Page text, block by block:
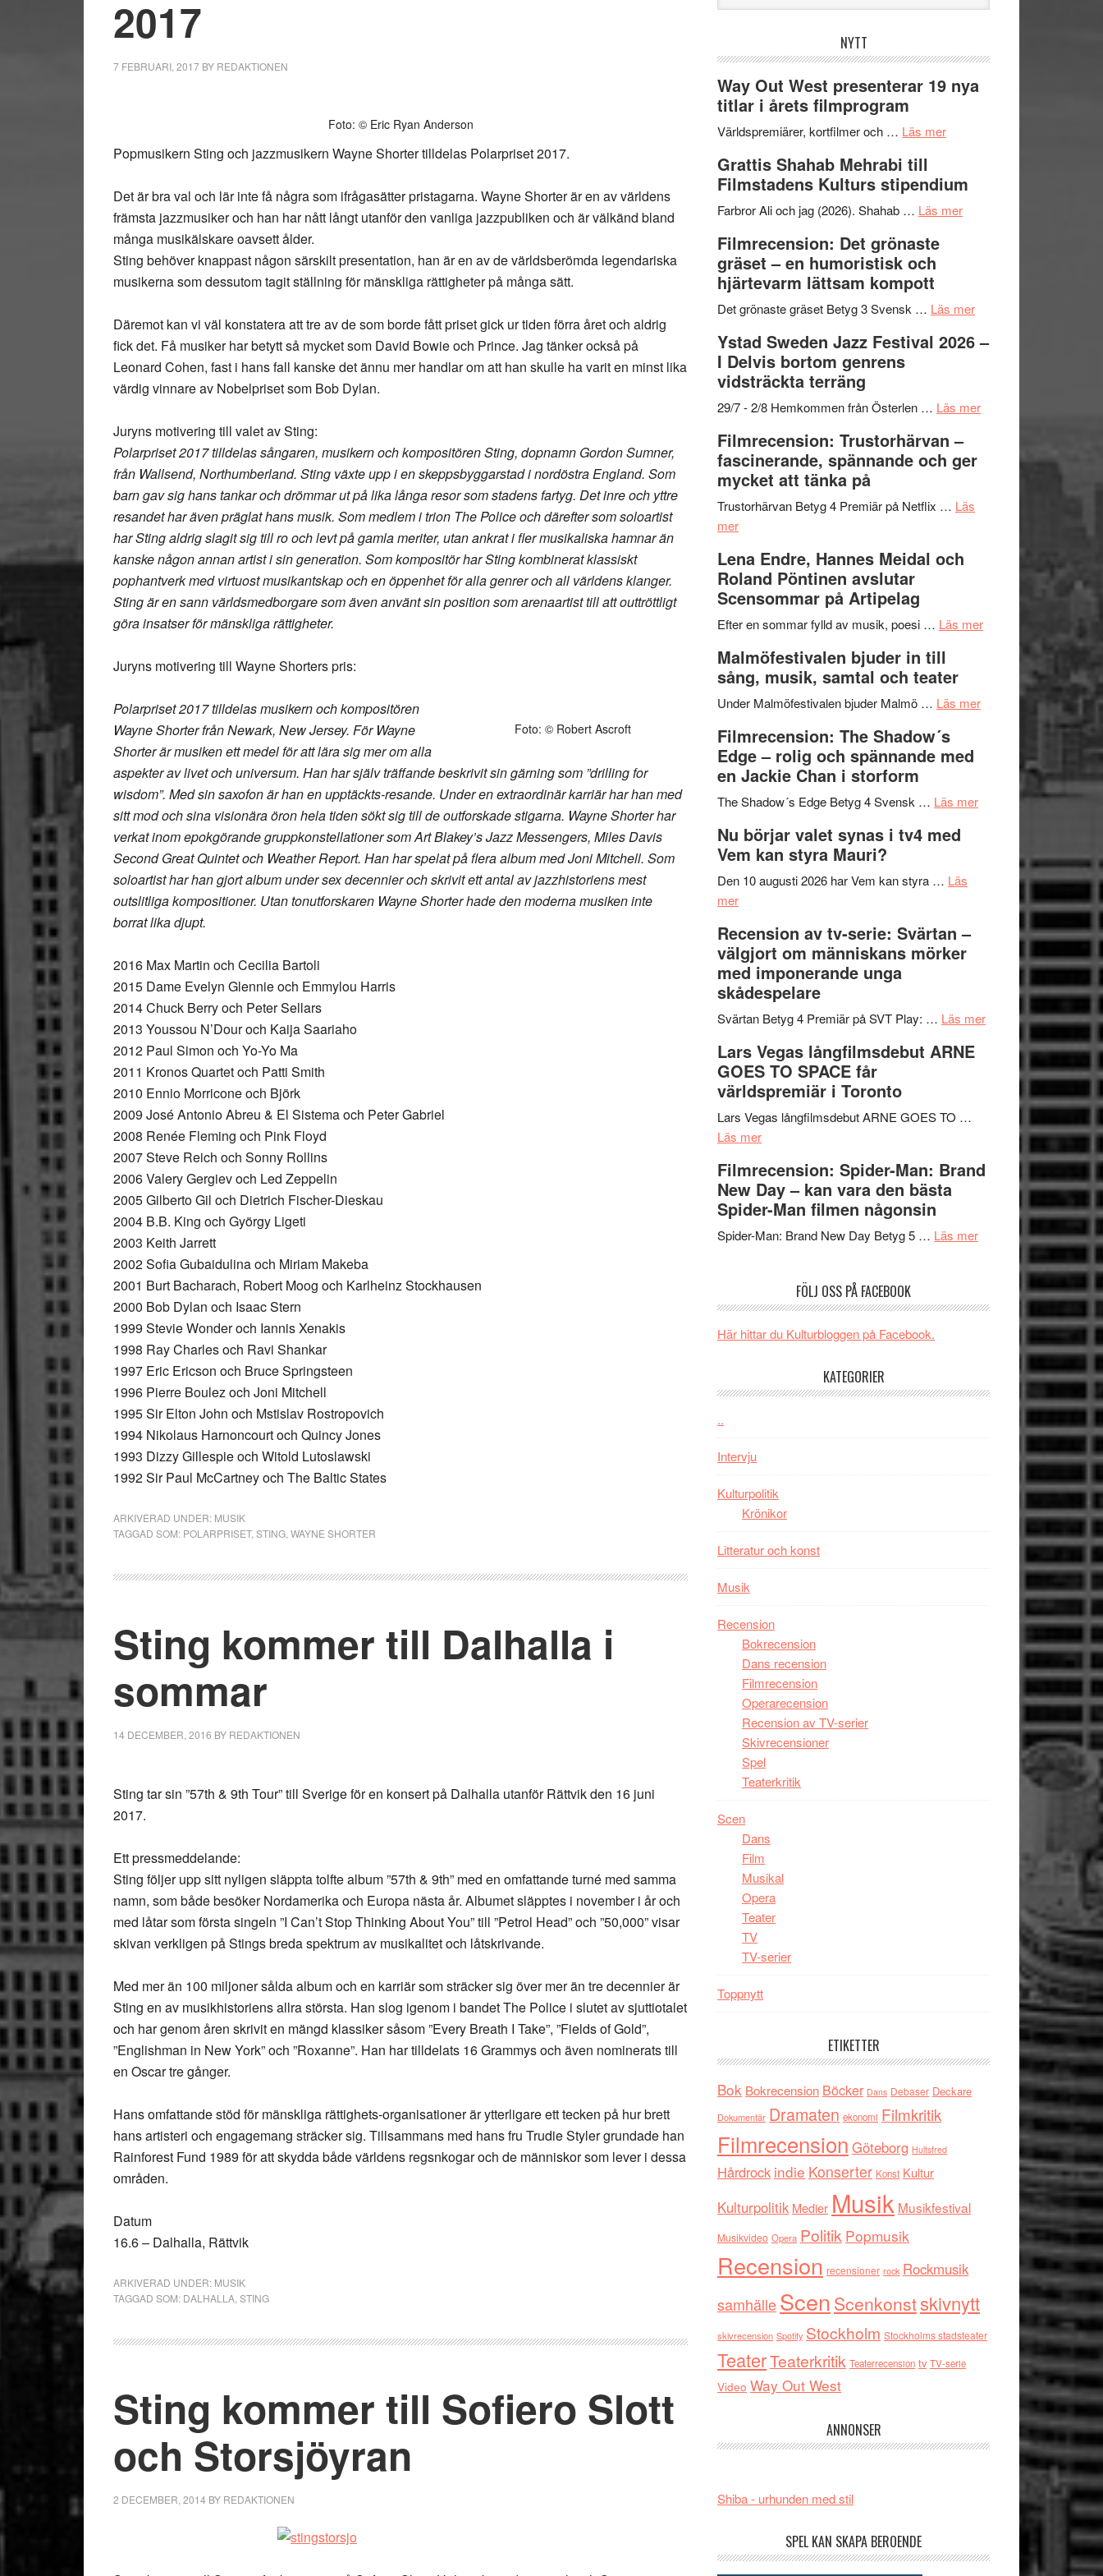
2017
7 FEBRUARI, 2017 BY REDAKTIONEN
Foto: © Eric Ryan Anderson
Popmusikern Sting och jazzmusikern Wayne Shorter tilldelas Polarpriset 2017.
Det är bra val och lär inte få några som ifrågasätter pristagarna. Wayne Shorter är en av världens
främsta jazzmusiker och han har nått långt utanför den vanliga jazzpubliken och är välkänd bland
många musikälskare oavsett ålder.
Sting behöver knappast någon särskilt presentation, han är en av de världsberömda legendariska
musikerna som dessutom tagit ställning för mänskliga rättigheter på många sätt.
Däremot kan vi väl konstatera att tre av de som borde fått priset gick ur tiden förra året och aldrig
fick det. Få musiker har betytt så mycket som David Bowie och Prince. Jag tänker också på
Leonard Cohen, fast i hans fall kanske det ännu mer handlar om att han skulle ha varit en minst lika
värdig vinnare av Nobelpriset som Bob Dylan.
Juryns motivering till valet av Sting:
Polarpriset 2017 tilldelas sångaren, musikern och kompositören Sting, dopnamn Gordon Sumner,
från Wallsend, Northumberland. Sting växte upp i en skeppsbyggarstad i nordöstra England. Som
barn gav sig hans tankar och drömmar ut på lika långa resor som stadens fartyg. Det inre och yttre
resandet har även präglat hans musik. Som medlem i trion The Police och därefter som soloartist
har Sting aldrig slagit sig till ro och levt på gamla meriter, utan ankrat i fler musikaliska hamnar än
kanske någon annan artist i sin generation. Som kompositör har Sting kombinerat klassiskt
pophantverk med virtuost musikantskap och en öppenhet för alla genrer och all världens klanger.
Sting är en sann världsmedborgare som även använt sin position som arenaartist till att outtröttligt
göra insatser för mänskliga rättigheter.
Juryns motivering till Wayne Shorters pris:
Foto: © Robert Ascroft
Polarpriset 2017 tilldelas musikern och kompositören
Wayne Shorter från Newark, New Jersey. För Wayne
Shorter är musiken ett medel för att lära sig mer om alla
aspekter av livet och universum. Han har själv träffande beskrivit sin gärning som ”drilling for
wisdom”. Med sin saxofon är han en upptäckts-resande. Under en extraordinär karriär har han med
sitt mod och sina visionära öron hela tiden sökt sig till de outforskade stigarna. Wayne Shorter har
verkat inom epokgörande gruppkonstellationer som Art Blakey’s Jazz Messengers, Miles Davis
Second Great Quintet och Weather Report. Han har spelat på flera album med Joni Mitchell. Som
soloartist har han gjort album under sex decennier och skrivit ett antal av jazzhistoriens mest
outslitliga kompositioner. Utan tonutforskaren Wayne Shorter hade den moderna musiken inte
borrat lika djupt.
2016 Max Martin och Cecilia Bartoli
2015 Dame Evelyn Glennie och Emmylou Harris
2014 Chuck Berry och Peter Sellars
2013 Youssou N’Dour och Kaija Saariaho
2012 Paul Simon och Yo-Yo Ma
2011 Kronos Quartet och Patti Smith
2010 Ennio Morricone och Björk
2009 José Antonio Abreu & El Sistema och Peter Gabriel
2008 Renée Fleming och Pink Floyd
2007 Steve Reich och Sonny Rollins
2006 Valery Gergiev och Led Zeppelin
2005 Gilberto Gil och Dietrich Fischer-Dieskau
2004 B.B. King och György Ligeti
2003 Keith Jarrett
2002 Sofia Gubaidulina och Miriam Makeba
2001 Burt Bacharach, Robert Moog och Karlheinz Stockhausen
2000 Bob Dylan och Isaac Stern
1999 Stevie Wonder och Iannis Xenakis
1998 Ray Charles och Ravi Shankar
1997 Eric Ericson och Bruce Springsteen
1996 Pierre Boulez och Joni Mitchell
1995 Sir Elton John och Mstislav Rostropovich
1994 Nikolaus Harnoncourt och Quincy Jones
1993 Dizzy Gillespie och Witold Lutoslawski
1992 Sir Paul McCartney och The Baltic States
ARKIVERAD UNDER: MUSIK
TAGGAD SOM: POLARPRISET, STING WAYNE SHORTER
Sting kommer till Dalhalla i
sommar
14 DECEMBER, 2016 BY REDAKTIONEN
Sting tar sin ”57th & 9th Tour” till Sverige för en konsert på Dalhalla utanför Rättvik den 16 juni
2017.
Ett pressmeddelande:
Sting följer upp sitt nyligen släppta tolfte album ”57th & 9th” med en omfattande turné med samma
namn, som både besöker Nordamerika och Europa nästa år. Albumet släpptes i november i år och
med låtar som första singeln ”I Can’t Stop Thinking About You” till ”Petrol Head” och ”50,000” visar
skivan verkligen på Stings breda spektrum av musikalitet och låtskrivande.
Med mer än 100 miljoner sålda album och en karriär som sträcker sig över mer än tre decennier är
Sting en av musikhistoriens allra största. Han slog igenom i bandet The Police i slutet av sjuttiotalet
och har genom åren skrivit en mängd klassiker såsom ”Every Breath I Take”, ”Fields of Gold”,
”Englishman in New York” och ”Roxanne”. Han har tilldelats 16 Grammys och även nominerats till
en Oscar tre gånger.
Hans omfattande stöd för mänskliga rättighets-organisationer är ytterligare ett tecken på hur brett
hans artisteri och engagemang sträcker sig. Tillsammans med hans fru Trudie Styler grundade han
Rainforest Fund 1989 för att skydda både världens regsnkogar och de människor som lever i dessa
områden.
Datum
16.6 – Dalhalla, Rättvik
ARKIVERAD UNDER: MUSIK
TAGGAD SOM: DALHALLA STING
Sting kommer till Sofiero Slott
och Storsjöyran
2 DECEMBER, 2014 BY REDAKTIONEN
webbplatsen
NYTT
Way Out West presenterar 19 nya
titlar i årets filmprogram
Världspremiärer, kortfilmer och … Läs merom
West
presenterar
årets
Grattis Shahab Mehrabi till
Filmstadens Kulturs stipendium
Farbror Ali och jag (2026). Shahab … Läs merom
Filmstadens
stipendium
Filmrecension: Det grönaste
gräset – en humoristisk och
hjärtevarm lättsam kompott
Det grönaste gräset Betyg 3 Svensk … Läs merom
Det
–
och
Ystad Sweden Jazz Festival 2026 –
I Delvis bortom genrens
vidsträckta terräng
29/7 - 2/8 Hemkommen från Österlen … Läs merom
vidsträckta
Filmrecension: Trustorhärvan –
fascinerande, spännande och ger
mycket att tänka på
Trustorhärvan Betyg 4 Premiär på Netflix … Läs
merom
Trustorhärvan
–
fascinerande,
spännande
ger
mycket
att
på
Lena Endre, Hannes Meidal och
Roland Pöntinen avslutar
Scensommar på Artipelag
Efter en sommar fylld av musik, poesi … Läs merom
Hannes
Pöntinen
Scensommar
Malmöfestivalen bjuder in till
sång, musik, samtal och teater
Under Malmöfestivalen bjuder Malmö … Läs merom
Malmöfestivalen
Filmrecension: The Shadow´s
Edge – rolig och spännande med
en Jackie Chan i storform
The Shadow´s Edge Betyg 4 Svensk … Läs merom
Shadow
en
storform
Nu börjar valet synas i tv4 med
Vem kan styra Mauri?
Den 10 augusti 2026 har Vem kan styra … Läs
merom
börjar
valet
synas
i
tv4
Vem
kan
styra
Mauri?
Recension av tv-serie: Svärtan –
välgjort om människans mörker
med imponerande unga
skådespelare
Svärtan Betyg 4 Premiär på SVT Play: … Läs merom
Recension
välgjort
människans
mörker
skådespelare
Lars Vegas långfilmsdebut ARNE
GOES TO SPACE får
världspremiär i Toronto
Lars Vegas långfilmsdebut ARNE GOES TO …
Läs merom
Vegas
långfilmsdebut
ARNE
GOES
världspremiär
i
Filmrecension: Spider-Man: Brand
New Day – kan vara den bästa
Spider-Man filmen någonsin
Spider-Man: Brand New Day Betyg 5 … Läs merom
Brand
kan
FÖLJ OSS PÅ FACEBOOK
Här hittar du Kulturbloggen på Facebook.
KATEGORIER
..
Intervju
Kulturpolitik
Krönikor
Litteratur och konst
Musik
Recension
Bokrecension
Dans recension
Filmrecension
Operarecension
Recension av TV-serier
Skivrecensioner
Spel
Teaterkritik
Scen
Dans
Film
Musikal
Opera
Teater
TV
TV-serier
Toppnytt
ETIKETTER
Bok Bokrecension Böcker Dans Debaser Deckare
Dokumentär Dramaten ekonomi Filmkritik
Filmrecension Göteborg Hultsfred
Hårdrock indie Konserter Konst Kultur
Kulturpolitik Medier Musik Musikfestival
Musikvideo Opera Politik Popmusik
Recension recensioner rock Rockmusik
samhälleScen Scenkonstskivnytt
skivrecension Spotify Stockholm Stockholms stadsteater
TeaterTeaterkritik Teaterrecension tv TV-serie
Video Way Out West
ANNONSER
Shiba - urhunden med stil
SPEL KAN SKAPA BEROENDE